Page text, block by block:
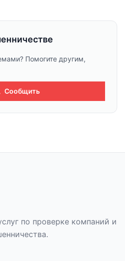
Помогите другим,
Сообщить
по проверке компаний и